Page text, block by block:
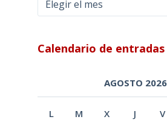
Calendario de entradas
AGOSTO 2026
L M X J V